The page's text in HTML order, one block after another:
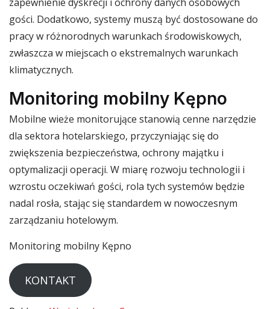
gości. Dodatkowo, systemy muszą być dostosowane do
pracy w różnorodnych warunkach środowiskowych,
zwłaszcza w miejscach o ekstremalnych warunkach
klimatycznych.
Monitoring mobilny Kępno
Mobilne wieże monitorujące stanowią cenne narzędzie
dla sektora hotelarskiego, przyczyniając się do
zwiększenia bezpieczeństwa, ochrony majątku i
optymalizacji operacji. W miarę rozwoju technologii i
wzrostu oczekiwań gości, rola tych systemów będzie
nadal rosła, stając się standardem w nowoczesnym
zarządzaniu hotelowym.
Monitoring mobilny Kępno
KONTAKT